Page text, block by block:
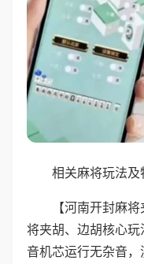
相关麻将玩法及
【河南开封麻
将夹胡、边胡核心
音机芯运行无杂音